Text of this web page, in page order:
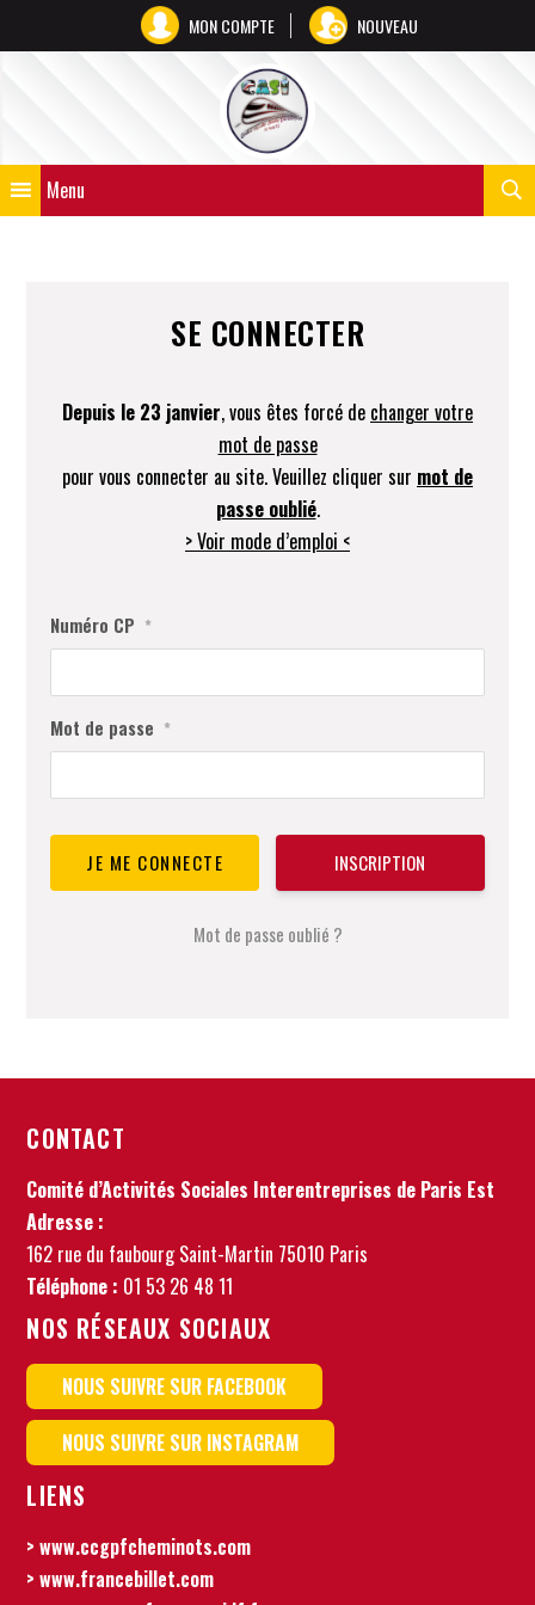
MON COMPTE NOUVEAU
Menu
SE CONNECTER
Depuis le 23 janvier, vous êtes forcé de changer votre
mot de passe
pour vous connecter au site. Veuillez cliquer sur mot de
passe oublié.
> Voir mode d’emploi <
Numéro CP *
Mot de passe *
INSCRIPTION
Mot de passe oublié ?
CONTACT
Comité d’Activités Sociales Interentreprises de Paris Est
Adresse :
162 rue du faubourg Saint-Martin 75010 Paris
Téléphone : 01 53 26 48 11
NOS RÉSEAUX SOCIAUX
NOUS SUIVRE SUR FACEBOOK
NOUS SUIVRE SUR INSTAGRAM
LIENS
> www.ccgpfcheminots.com
> www.francebillet.com